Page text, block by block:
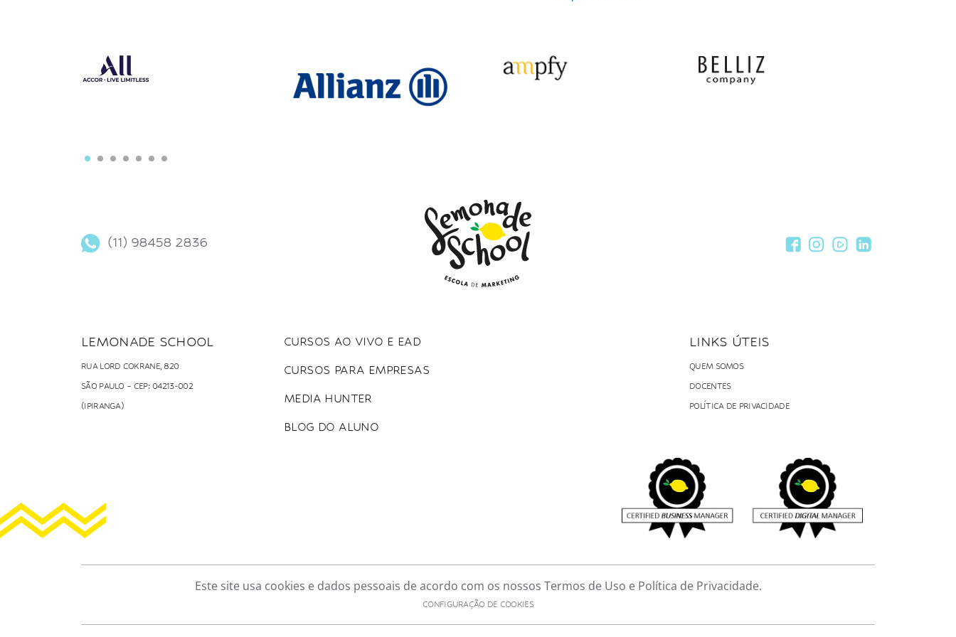
(11) 98458 2836
LEMONADE SCHOOL
RUA LORD COKRANE, 820
SÃO PAULO – CEP: 04213-002
(IPIRANGA)
CURSOS AO VIVO E EAD
CURSOS PARA EMPRESAS
MEDIA HUNTER
BLOG DO ALUNO
LINKS ÚTEIS
QUEM SOMOS
DOCENTES
POLÍTICA DE PRIVACIDADE
Este site usa cookies e dados pessoais de acordo com os nossos Termos de Uso e Política de Privacidade.
CONFIGURAÇÃO DE COOKIES